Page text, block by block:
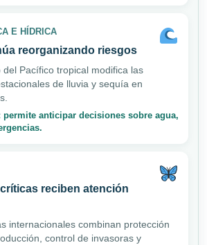
E HÍDRICA
reorganizando riesgos
del Pacífico tropical modifica las
de lluvia y sequía en
permite anticipar decisiones sobre agua,
reciben atención
internacionales combinan protección
control de invasoras y